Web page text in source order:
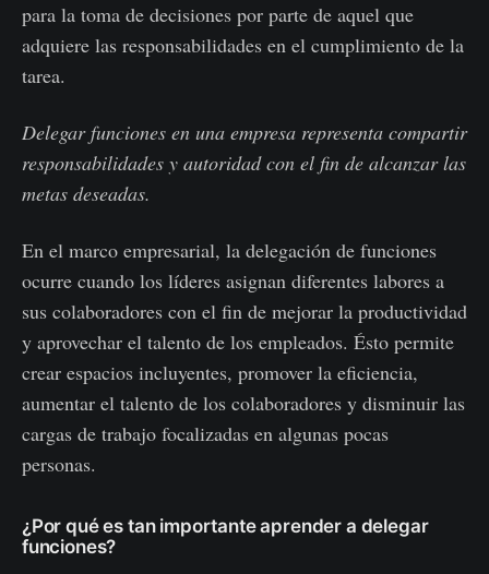
para la toma de decisiones por parte de aquel que
adquiere las responsabilidades en el cumplimiento de la
tarea.
Delegar funciones en una empresa representa compartir
responsabilidades y autoridad con el fin de alcanzar las
metas deseadas.
En el marco empresarial, la delegación de funciones
ocurre cuando los líderes asignan diferentes labores a
sus colaboradores con el fin de mejorar la productividad
y aprovechar el talento de los empleados. Ésto permite
crear espacios incluyentes, promover la eficiencia,
aumentar el talento de los colaboradores y disminuir las
cargas de trabajo focalizadas en algunas pocas
personas.
¿Por qué es tan importante aprender a delegar
funciones?